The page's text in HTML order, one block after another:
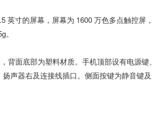
英寸的屏幕，屏幕为 1600 万色多点触控屏，
面底部为塑料材质。手机顶部设有电源键、
声器右及连接线插口。侧面按键为静音键及